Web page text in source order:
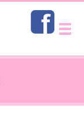
メ